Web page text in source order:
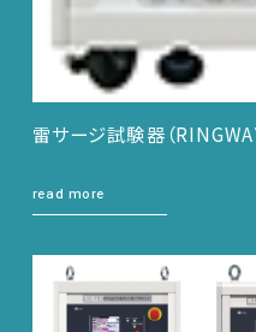
雷サージ試験器（
read more